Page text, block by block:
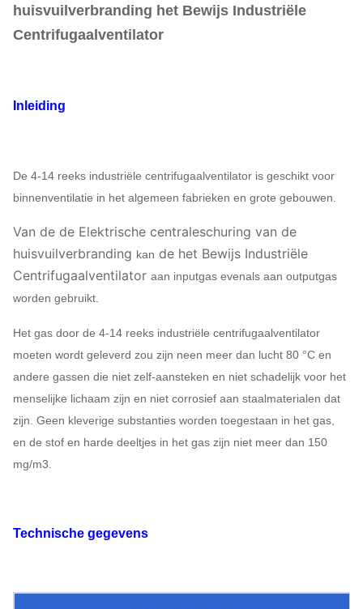
huisvuilverbranding het Bewijs Industriële
Centrifugaalventilator
Inleiding
De 4-14 reeks industriële centrifugaalventilator is geschikt voor
binnenventilatie in het algemeen fabrieken en grote gebouwen.
Van de de Elektrische centraleschuring van de
huisvuilverbranding kan de het Bewijs Industriële
Centrifugaalventilator aan inputgas evenals aan outputgas
worden gebruikt.
Het gas door de 4-14 reeks industriële centrifugaalventilator
moeten wordt geleverd zou zijn neen meer dan lucht 80 °C en
andere gassen die niet zelf-aansteken en niet schadelijk voor het
menselijke lichaam zijn en niet corrosief aan staalmaterialen dat
zijn. Geen kleverige substanties worden toegestaan in het gas,
en de stof en harde deeltjes in het gas zijn niet meer dan 150
mg/m3.
Technische gegevens